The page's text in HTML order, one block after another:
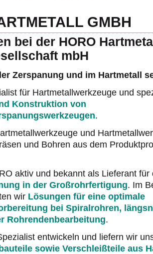
GMBH
bei der HORO
mbH
Zerspanung und im Hartmetall
für Hartmetallwerkzeuge und
Konstruktion von
.
und
und Bohren aus dem
aktiv und bekannt als Lieferant für
in der Großrohrfertigung. Im
wir Lösungen für eine optimale
bei Spiralrohren,
Rohrendenbearbeitung.
entwickeln und liefern wir
sowie Verschleißteile aus